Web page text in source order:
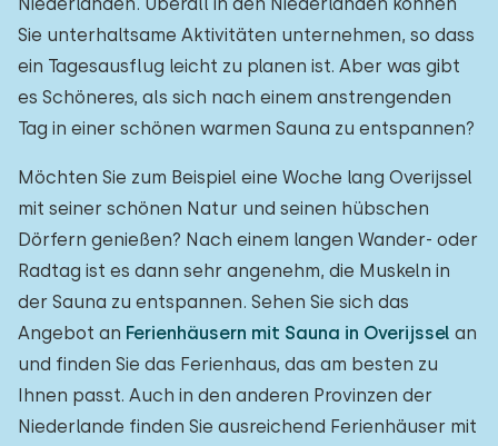
Sie unterhaltsame Aktivitäten unternehmen, so dass
ein Tagesausflug leicht zu planen ist. Aber was gibt
es Schöneres, als sich nach einem anstrengenden
Tag in einer schönen warmen Sauna zu entspannen?
Möchten Sie zum Beispiel eine Woche lang Overijssel
mit seiner schönen Natur und seinen hübschen
Dörfern genießen? Nach einem langen Wander- oder
Radtag ist es dann sehr angenehm, die Muskeln in
der Sauna zu entspannen. Sehen Sie sich das
Angebot an Ferienhäusern mit Sauna in Overijssel an
und finden Sie das Ferienhaus, das am besten zu
Ihnen passt. Auch in den anderen Provinzen der
Niederlande finden Sie ausreichend Ferienhäuser mit